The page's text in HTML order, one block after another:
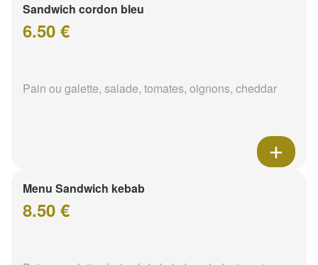
Sandwich cordon bleu
6.50 €
Pain ou galette, salade, tomates, oignons, cheddar
Menu Sandwich kebab
8.50 €